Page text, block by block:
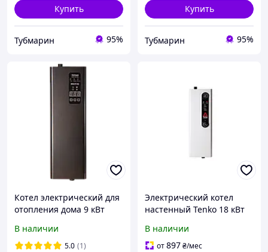
Купить
Тубмарин 95%
Купить
Тубмарин 95%
Котел электрический для
отопления дома 9 кВт
навесной электрокотел
В наличии
5.0 (1)
Электрический котел
настенный Tenko 18 кВт
электрокотел без насоса
для отопления дома
В наличии
от897₴/мес